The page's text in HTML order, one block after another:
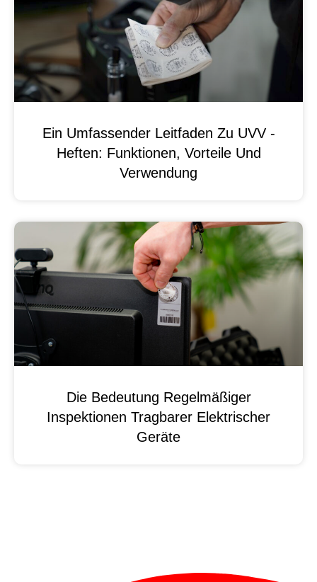
Ein Umfassender Leitfaden Zu UVV -
Heften: Funktionen, Vorteile Und
Verwendung
Die Bedeutung Regelmäßiger
Inspektionen Tragbarer Elektrischer
Geräte